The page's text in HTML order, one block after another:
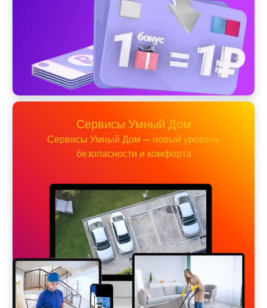
Сервисы Умный Дом
Сервисы Умный Дом — новый уровень
безопасности и комфорта